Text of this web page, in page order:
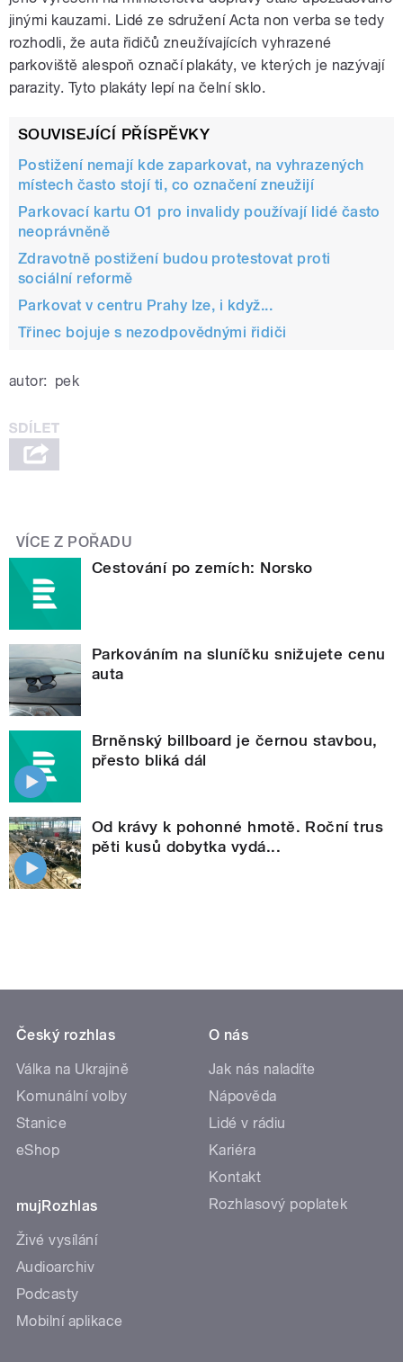
jinými kauzami. Lidé ze sdružení Acta non verba se tedy
rozhodli, že auta řidičů zneužívajících vyhrazené
parkoviště alespoň označí plakáty, ve kterých je nazývají
parazity. Tyto plakáty lepí na čelní sklo.
SOUVISEJÍCÍ PŘÍSPĚVKY
Postižení nemají kde zaparkovat, na vyhrazených
místech často stojí ti, co označení zneužijí
Parkovací kartu O1 pro invalidy používají lidé často
neoprávněně
Zdravotně postižení budou protestovat proti
sociální reformě
Parkovat v centru Prahy lze, i když...
Třinec bojuje s nezodpovědnými řidiči
autor: pek
VÍCE Z POŘADU
Cestování po zemích: Norsko
Parkováním na sluníčku snižujete cenu
auta
Brněnský billboard je černou stavbou,
přesto bliká dál
Od krávy k pohonné hmotě. Roční trus
pěti kusů dobytka vydá...
Český rozhlas
Válka na Ukrajině
Komunální volby
Stanice
eShop
mujRozhlas
Živé vysílání
Audioarchiv
Podcasty
Mobilní aplikace
O nás
Jak nás naladíte
Nápověda
Lidé v rádiu
Kariéra
Kontakt
Rozhlasový poplatek